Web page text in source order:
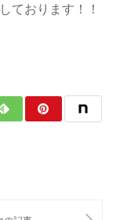
ております！！